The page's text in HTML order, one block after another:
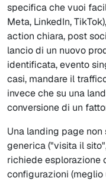
specifica che vuoi
Meta, LinkedIn,
action chiara, post
lancio di un nuovo
identificata, evento
casi, mandare il
invece che su una
conversione di un
Una landing page
generica ("visita il
richiede esplorazione
configurazioni